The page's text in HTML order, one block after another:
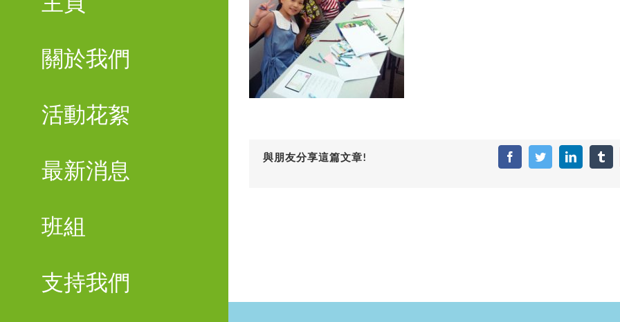
關於我們
活動花絮
最新消息
班組
支持我們
與朋友分享這篇文章! FacebookTwitterLinkedIn